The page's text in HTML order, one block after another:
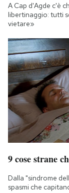
A Cap d'Agde c'è
libertinaggio: tutti
vietare»
9 cose strane
Dalla "sindrome
spasmi che